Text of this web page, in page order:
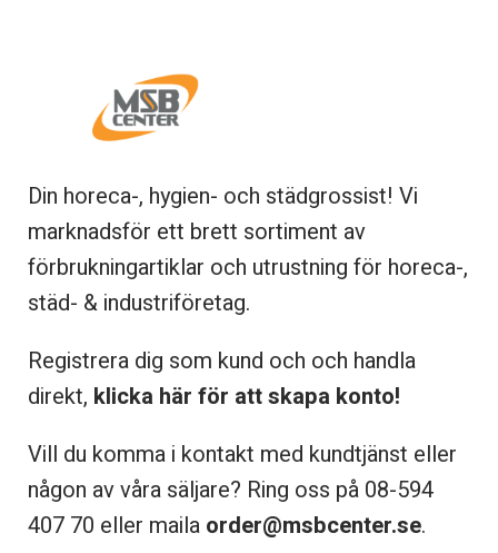
Din horeca-, hygien- och städgrossist! Vi
marknadsför ett brett sortiment av
förbrukningartiklar och utrustning för horeca-,
städ- & industriföretag.
Registrera dig som kund och och handla
direkt, klicka här för att skapa konto!
Vill du komma i kontakt med kundtjänst eller
någon av våra säljare? Ring oss på 08-594
407 70 eller maila order@msbcenter.se.